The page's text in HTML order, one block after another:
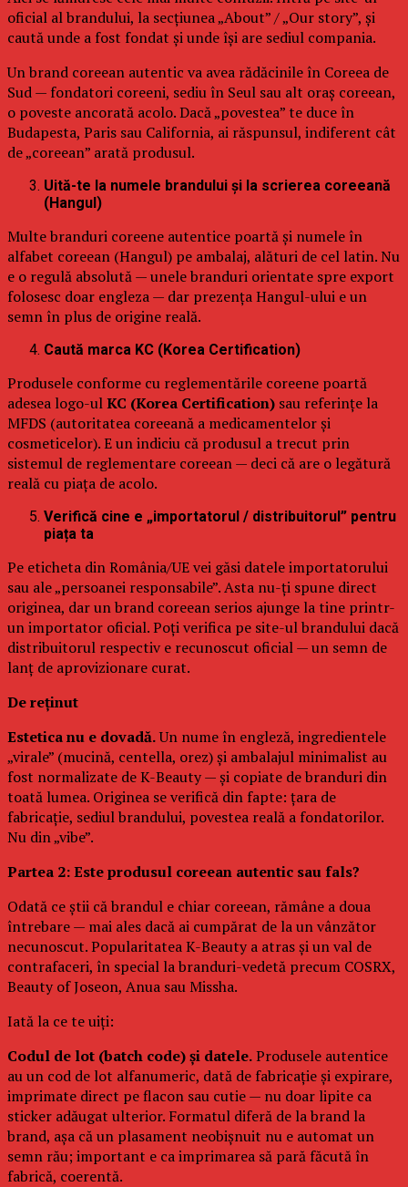
oficial al brandului, la secțiunea „About” / „Our story”, și
caută unde a fost fondat și unde își are sediul compania.
Un brand coreean autentic va avea rădăcinile în Coreea de
Sud — fondatori coreeni, sediu în Seul sau alt oraș coreean,
o poveste ancorată acolo. Dacă „povestea” te duce în
Budapesta, Paris sau California, ai răspunsul, indiferent cât
de „coreean” arată produsul.
Uită-te la numele brandului și la scrierea coreeană
(Hangul)
Multe branduri coreene autentice poartă și numele în
alfabet coreean (Hangul) pe ambalaj, alături de cel latin. Nu
e o regulă absolută — unele branduri orientate spre export
folosesc doar engleza — dar prezența Hangul-ului e un
semn în plus de origine reală.
Caută marca KC (Korea Certification)
Produsele conforme cu reglementările coreene poartă
adesea logo-ulKC (Korea Certification) sau referințe la
MFDS (autoritatea coreeană a medicamentelor și
cosmeticelor). E un indiciu că produsul a trecut prin
sistemul de reglementare coreean — deci că are o legătură
reală cu piața de acolo.
Verifică cine e „importatorul / distribuitorul” pentru
piața ta
Pe eticheta din România/UE vei găsi datele importatorului
sau ale „persoanei responsabile”. Asta nu-ți spune direct
originea, dar un brand coreean serios ajunge la tine printr-
un importator oficial. Poți verifica pe site-ul brandului dacă
distribuitorul respectiv e recunoscut oficial — un semn de
lanț de aprovizionare curat.
De reținut
Estetica nu e dovadă.Un nume în engleză, ingredientele
„virale” (mucină, centella, orez) și ambalajul minimalist au
fost normalizate de K-Beauty — și copiate de branduri din
toată lumea. Originea se verifică din fapte: țara de
fabricație, sediul brandului, povestea reală a fondatorilor.
Nu din „vibe”.
Partea 2: Este produsul coreean autentic sau fals?
Odată ce știi că brandul e chiar coreean, rămâne a doua
întrebare — mai ales dacă ai cumpărat de la un vânzător
necunoscut. Popularitatea K-Beauty a atras și un val de
contrafaceri, în special la branduri-vedetă precum COSRX,
Beauty of Joseon, Anua sau Missha.
Iată la ce te uiți:
Codul de lot (batch code) și datele.Produsele autentice
au un cod de lot alfanumeric, dată de fabricație și expirare,
imprimate direct pe flacon sau cutie — nu doar lipite ca
sticker adăugat ulterior. Formatul diferă de la brand la
brand, așa că un plasament neobișnuit nu e automat un
semn rău; important e ca imprimarea să pară făcută în
fabrică, coerentă.